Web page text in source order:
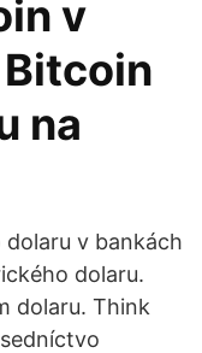
v
na
v bankách
dolaru.
dolaru. Think